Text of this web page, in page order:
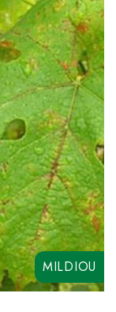
R LIQUIDE
MILDIOU